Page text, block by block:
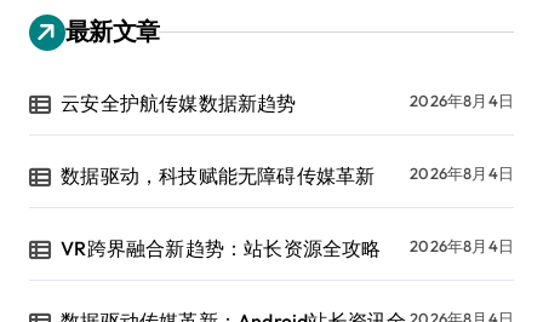
最新文章
云安全护航传媒数据新趋势 2026年8月4日
数据驱动，科技赋能无障碍传媒革新 2026年8月4日
VR跨界融合新趋势：站长资源全攻略 2026年8月4日